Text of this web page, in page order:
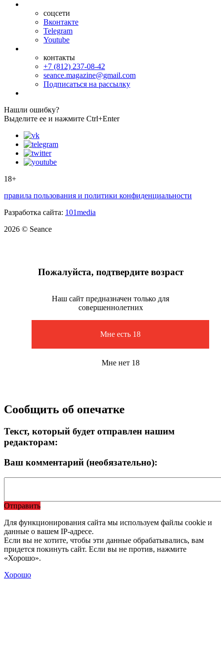
соцсети
Вконтакте
Telegram
Youtube
контакты
+7 (812) 237-08-42
seance.magazine@gmail.com
Подписаться на рассылку
Нашли ошибку?
Выделите ее и нажмите Ctrl+Enter
18+
правила пользования и политики конфиденциальности
Разработка сайта: 101media
2026 © Seance
Пожалуйста, подтвердите возраст
Наш сайт предназначен только для
совершеннолетних
Мне есть 18
Мне нет 18
Сообщить об опечатке
Текст, который будет отправлен нашим
редакторам:
Ваш комментарий (необязательно):
Отправить
Для функционирования сайта мы используем файлы cookie и
данные о вашем IP-адресе.
Если вы не хотите, чтобы эти данные обрабатывались, вам
придется покинуть сайт. Если вы не против, нажмите
«Хорошо».
Хорошо